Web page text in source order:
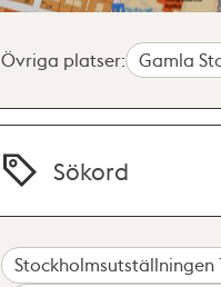
Övriga platser: Gamla
Sökord
Stockholmsutställningen